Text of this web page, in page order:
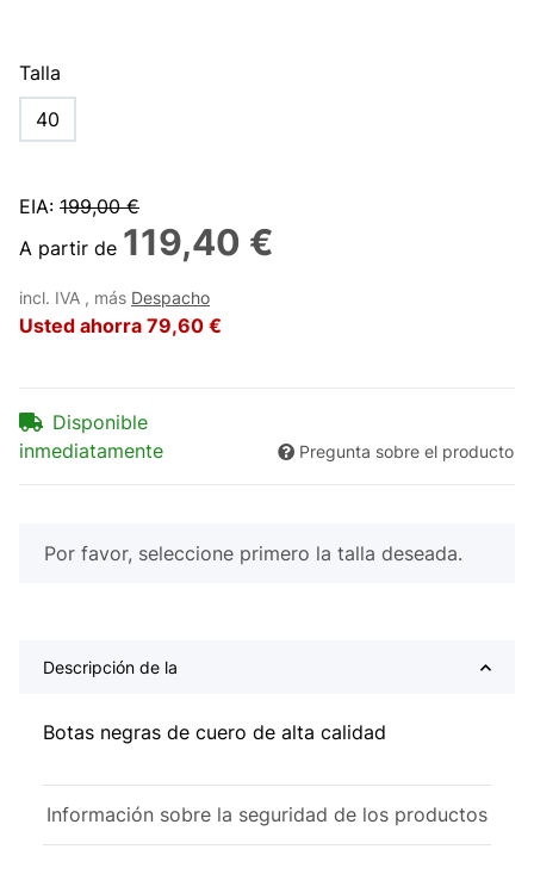
Talla
40
EIA: 199,00 €
A partir de 119,40 €
incl. IVA , más Despacho
Usted ahorra 79,60 €
Disponible
inmediatamente
Pregunta sobre el producto
x
Por favor, seleccione primero la talla deseada.
Descripción de la
Botas negras de cuero de alta calidad
Información sobre la seguridad de los productos